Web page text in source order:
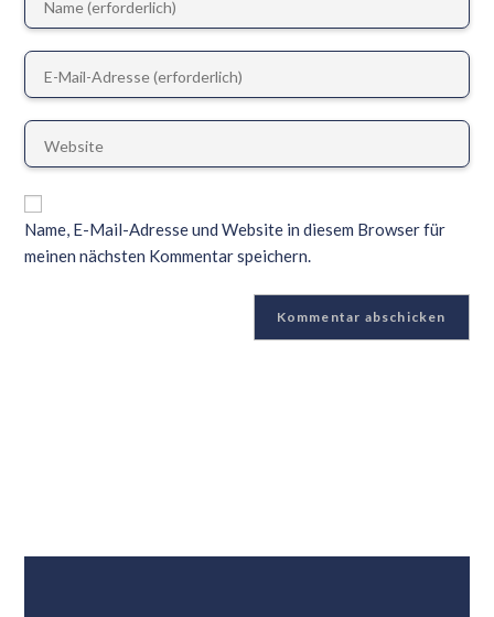
Name, E-Mail-Adresse und Website in diesem Browser für
meinen nächsten Kommentar speichern.